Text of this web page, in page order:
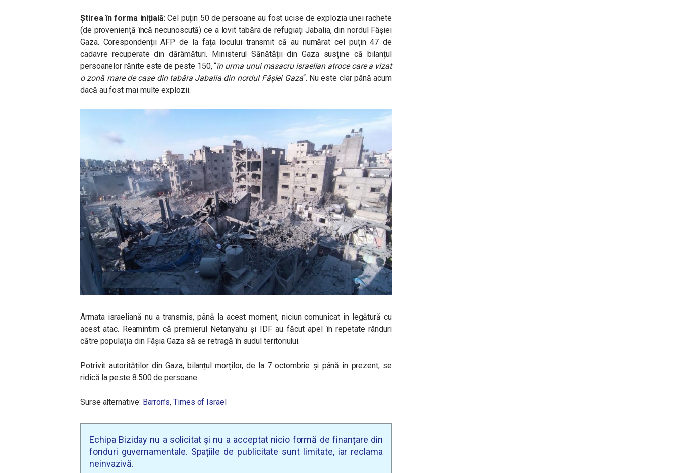
Știrea în forma inițială: Cel puțin 50 de persoane au fost ucise de explozia unei rachete
(de proveniență încă necunoscută) ce a lovit tabăra de refugiați Jabalia, din nordul Fâșiei
Gaza. Corespondenții AFP de la fața locului transmit că au numărat cel puțin 47 de
cadavre recuperate din dărâmături. Ministerul Sănătății din Gaza susține că bilanțul
persoanelor rănite este de peste 150, “în urma unui masacru israelian atroce care a vizat
o zonă mare de case din tabăra Jabalia din nordul Fâșiei Gaza“. Nu este clar până acum
dacă au fost mai multe explozii.
Armata israeliană nu a transmis, până la acest moment, niciun comunicat în legătură cu
acest atac. Reamintim că premierul Netanyahu și IDF au făcut apel în repetate rânduri
către populația din Fâșia Gaza să se retragă în sudul teritoriului.
Potrivit autorităților din Gaza, bilanțul morților, de la 7 octombrie și până în prezent, se
ridică la peste 8.500 de persoane.
Surse alternative: Barron’s, Times of Israel
Echipa Biziday nu a solicitat și nu a acceptat nicio formă de finanțare din
fonduri guvernamentale. Spațiile de publicitate sunt limitate, iar reclama
neinvazivă.